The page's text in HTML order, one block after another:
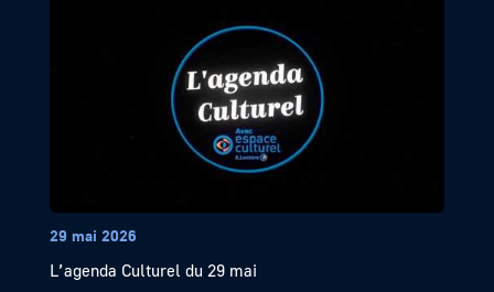
29 mai 2026
L’agenda Culturel du 29 mai